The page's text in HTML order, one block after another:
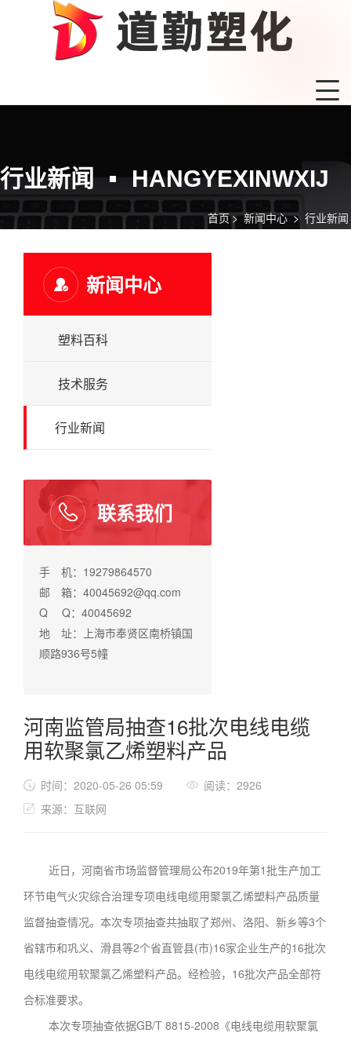
行业新闻 HANGYEXINWXIJ
首页 >新闻中心> 行业新闻
新闻中心
塑料百科
技术服务
行业新闻
联系我们
手 机：19279864570
邮 箱：40045692@qq.com
Q Q：40045692
地 址：上海市奉贤区南桥镇国
顺路936号5幢
河南监管局抽查16批次电线电缆
用软聚氯乙烯塑料产品
时间：2020-05-26 05:59
阅读：2926
来源：互联网
近日，河南省市场监督管理局公布2019年第1批生产加工
环节电气火灾综合治理专项电线电缆用聚氯乙烯塑料产品质量
监督抽查情况。本次专项抽查共抽取了郑州、洛阳、新乡等3个
省辖市和巩义、滑县等2个省直管县(市)16家企业生产的16批次
电线电缆用软聚氯乙烯塑料产品。经检验，16批次产品全部符
合标准要求。
本次专项抽查依据GB/T 8815-2008《电线电缆用软聚氯